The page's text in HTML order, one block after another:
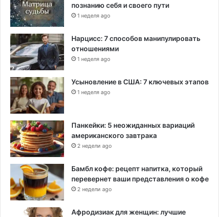
познанию себя и своего пути
1 неделя ago
Нарцисс: 7 способов манипулировать
отношениями
1 неделя ago
Усыновление в США: 7 ключевых этапов
1 неделя ago
Панкейки: 5 неожиданных вариаций
американского завтрака
2 недели ago
Бамбл кофе: рецепт напитка, который
перевернет ваши представления о кофе
2 недели ago
Афродизиак для женщин: лучшие